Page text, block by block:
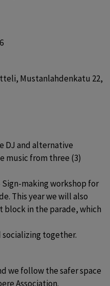
Mustanlahdenkatu 22,
DJ and alternative
music from three (3)
making workshop for
This year we will also
block in the parade, which
socializing together.
we follow the safer space
Association.